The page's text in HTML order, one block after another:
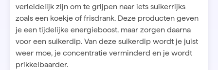
verleidelijk zijn om te grijpen naar iets suikerrijks
zoals een koekje of frisdrank. Deze producten geven
je een tijdelijke energieboost, maar zorgen daarna
voor een suikerdip. Van deze suikerdip wordt je juist
weer moe, je concentratie verminderd en je wordt
prikkelbaarder.